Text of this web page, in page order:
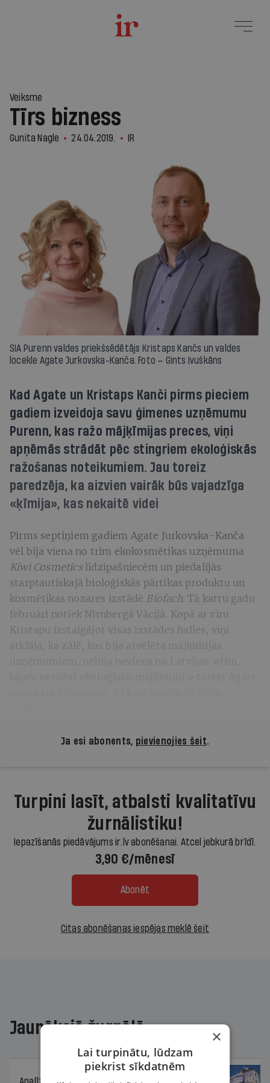
Veiksme
Tīrs bizness
Gunita Nagle 24.04.2019. IR
SIA Purenn valdes priekšsēdētājs Kristaps Kančs un valdes
locekle Agate Jurkovska-Kanča. Foto — Gints Ivuškāns
Kad Agate un Kristaps Kanči pirms pieciem
gadiem izveidoja savu ģimenes uzņēmumu
Purenn, kas ražo mājķīmijas preces, viņi
apņēmās strādāt pēc stingriem ekoloģiskās
ražošanas noteikumiem. Jau toreiz
paredzēja, ka aizvien vairāk būs vajadzīga
«ķīmija», kas nekaitē videi
Pirms septiņiem gadiem Agate Jurkovska-Kanča
vēl bija viena no trim ekokosmētikas uzņēmuma
Kiwi Cosmeticslīdzīpašniecēm un piedalījās
starptautiskajā bioloģiskās pārtikas produktu un
kosmētikas nozares izstādē Biofach. Tā katru gadu
februārī notiek Nirnbergā Vācijā. Kopā ar vīru
Kristapu izstaigājot visas izstādes halles, viņi
atklāja, ka zālē, kas bija atvēlēta mājķīmijas
Ja esi abonents, pievienojies šeit.
Turpini lasīt, atbalsti kvalitatīvu
žurnālistiku!
Iepazīšanās piedāvājums ir.lv abonēšanai. Atcel jebkurā brīdī.
3,90 €/mēnesī
Abonēt
Citas abonēšanas iespējas meklē šeit
Jaunākajā žurnālā ×
Lai turpinātu, lūdzam
piekrist sīkdatnēm